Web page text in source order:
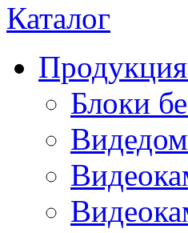
Каталог
Блоки